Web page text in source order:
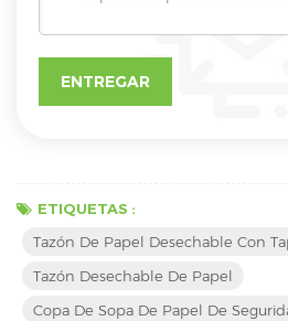
ETIQUETAS :
Tazón De Papel Desechable Con
Tazón Desechable De Papel
Copa De Sopa De Papel De